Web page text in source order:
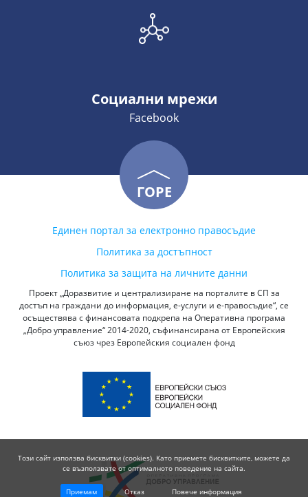
Социални мрежи
Facebook
ГОРЕ
Единен портал за електронно правосъдие
Политика за достъпност
Политика за защита на личните данни
Проект „Доразвитие и централизиране на порталите в СП за
достъп на граждани до информация, е-услуги и е-правосъдие“, се
осъществява с финансовата подкрепа на Оперативна програма
„Добро управление“ 2014-2020, съфинансирана от Европейския
съюз чрез Европейския социален фонд
Този сайт използва бисквитки (cookies). Като приемете бисквитките, можете да
се възползвате от оптималното поведение на сайта.
Приемам Отказ Повече информация